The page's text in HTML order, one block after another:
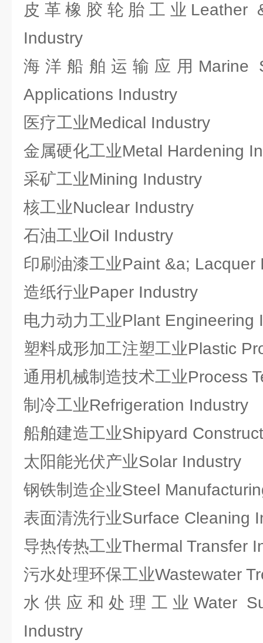
皮革橡胶轮胎工业Leather
Industry
海洋船舶运输应用Marine
Applications Industry
医疗工业Medical Industry
金属硬化工业Metal Hardening
采矿工业Mining Industry
核工业Nuclear Industry
石油工业Oil Industry
印刷油漆工业Paint &a; Lacquer
造纸行业Paper Industry
电力动力工业Plant Engineering
塑料成形加工注塑工业Plastic
通用机械制造技术工业Process
制冷工业Refrigeration Industry
船舶建造工业Shipyard
太阳能光伏产业Solar Industry
钢铁制造企业Steel
表面清洗行业Surface Cleaning
导热传热工业Thermal Transfer
污水处理环保工业Wastewater
水供应和处理工业Water
Industry